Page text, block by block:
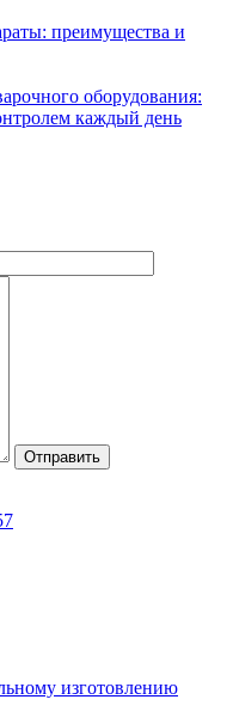
преимущества и
оборудования:
каждый день
Отправить